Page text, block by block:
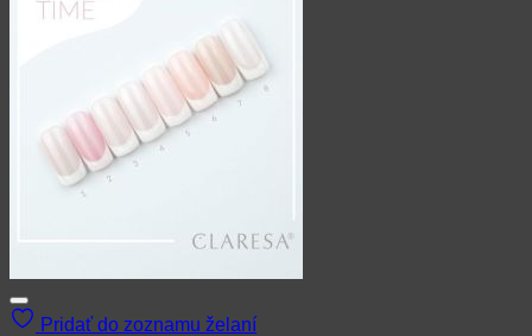
Pridať do zoznamu želaní